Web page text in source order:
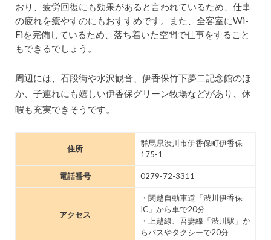
おり、疲労回復にも効果があると言われているため、仕事
の疲れを癒やすのにもおすすめです。また、全客室にWi-
Fiを完備しているため、落ち着いた空間で仕事をすること
もできるでしょう。
周辺には、石段街や水沢観音、伊香保竹下夢二記念館のほ
か、子連れにも嬉しい伊香保グリーン牧場などがあり、休
暇も充実できそうです。
住所
群馬県渋川市伊香保町伊香保
175-1
電話番号 0279-72-3311
アクセス
・関越自動車道「渋川伊香保
IC」から車で20分
・上越線、吾妻線「渋川駅」か
らバスやタクシーで20分